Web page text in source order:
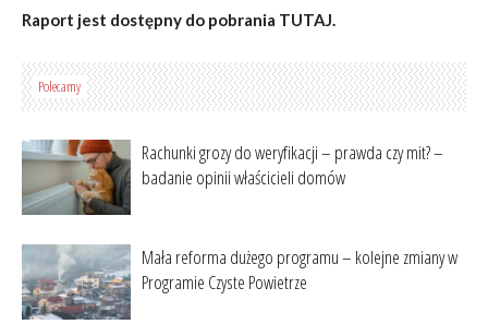
Raport jest dostępny do pobrania TUTAJ.
Polecamy
Rachunki grozy do weryfikacji – prawda czy mit? –
badanie opinii właścicieli domów
Mała reforma dużego programu – kolejne zmiany w
Programie Czyste Powietrze